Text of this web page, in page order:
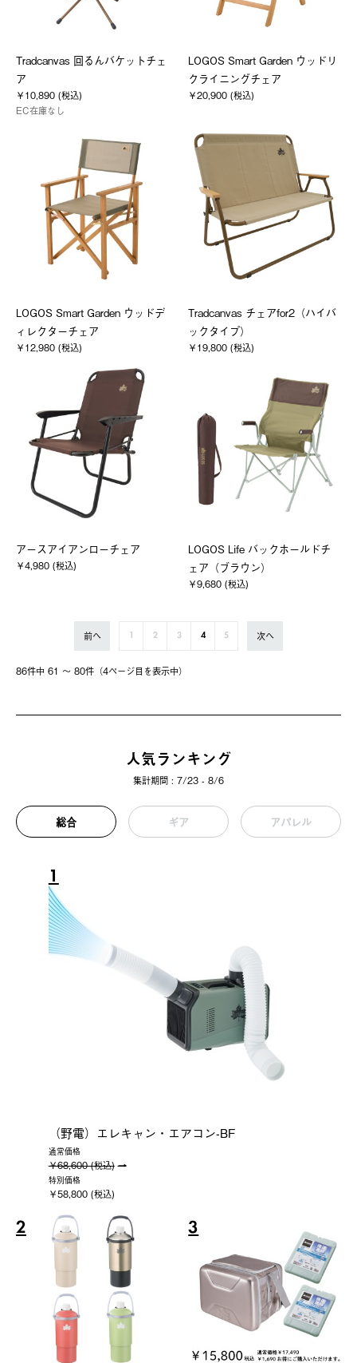
Tradcanvas 回るんバケットチェ
ア
￥10,890 (税込)
EC在庫なし
LOGOS Smart Garden ウッドリ
クライニングチェア
￥20,900 (税込)
LOGOS Smart Garden ウッドデ
ィレクターチェア
￥12,980 (税込)
Tradcanvas チェアfor2（ハイバ
ックタイプ）
￥19,800 (税込)
アースアイアンローチェア
￥4,980 (税込)
LOGOS Life バックホールドチ
ェア（ブラウン）
￥9,680 (税込)
86件中 61 〜 80件（4ページ⽬を表⽰中）
前へ 2 3 4 5 次へ
人気ランキング
集計期間 : 7/23 - 8/6
総合 ギア アパレル
1
（野電）エレキャン・エアコン-BF
通常価格
￥68,600 (税込)
特別価格
￥58,800 (税込)
2 3